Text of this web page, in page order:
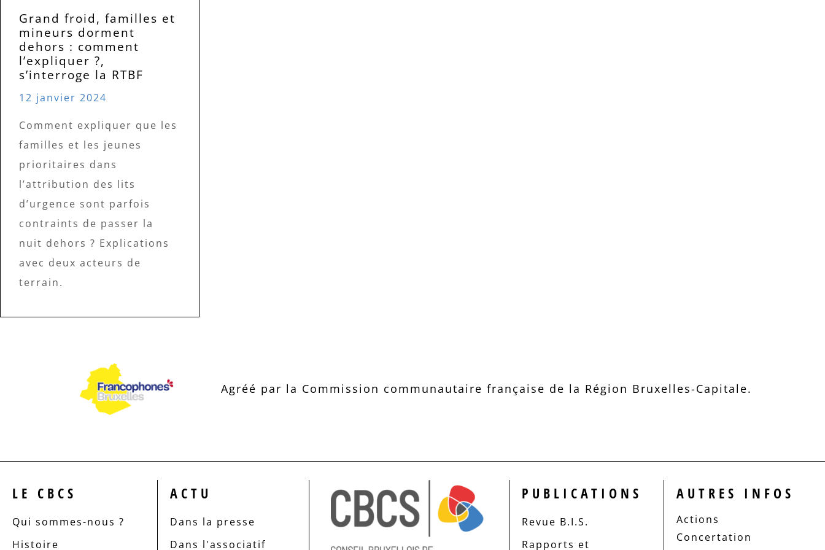
Grand froid, familles et
mineurs dorment
dehors : comment
l’expliquer ?,
s’interroge la RTBF
12 janvier 2024
Comment expliquer que les
familles et les jeunes
prioritaires dans
l’attribution des lits
d’urgence sont parfois
contraints de passer la
nuit dehors ? Explications
avec deux acteurs de
terrain.
Agréé par la Commission communautaire française de la Région Bruxelles-Capitale.
LE CBCS
Qui sommes-nous ?
Histoire
ACTU
Dans la presse
Dans l'associatif
PUBLICATIONS
Revue B.I.S.
Rapports et
AUTRES INFOS
Actions
Concertation